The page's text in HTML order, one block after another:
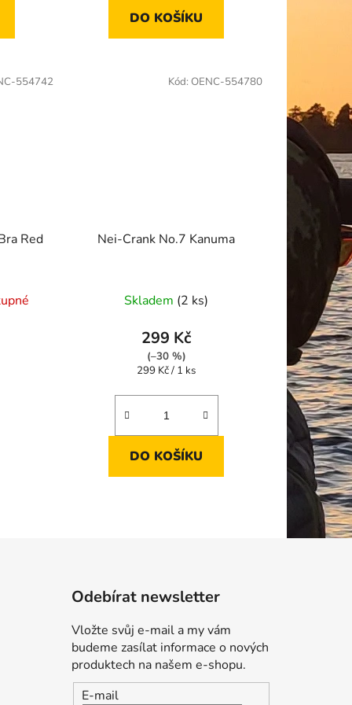
DO KOŠÍKU
Red
554742
Nei-Crank No.7 Kanuma
Skladem (2 ks)
299 Kč
(–30 %)
Měrná
299 Kč / 1 ks
DO KOŠÍKU
Kód: OENC-554780
Odebírat newsletter
Vložte svůj e-mail a my vám
budeme zasílat informace o nových
produktech na našem e-shopu.
E-mail